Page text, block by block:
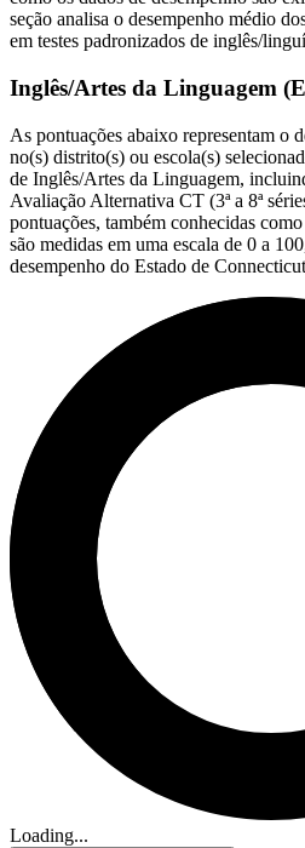
seção analisa o desempenho médio
em testes padronizados de inglês/
Inglês/Artes da Linguagem
As pontuações abaixo representam o
no(s) distrito(s) ou escola(s)
de Inglês/Artes da Linguagem,
Avaliação Alternativa CT (3ª a 8ª
pontuações, também conhecidas
são medidas em uma escala de 0 a
desempenho do Estado de
Loading...